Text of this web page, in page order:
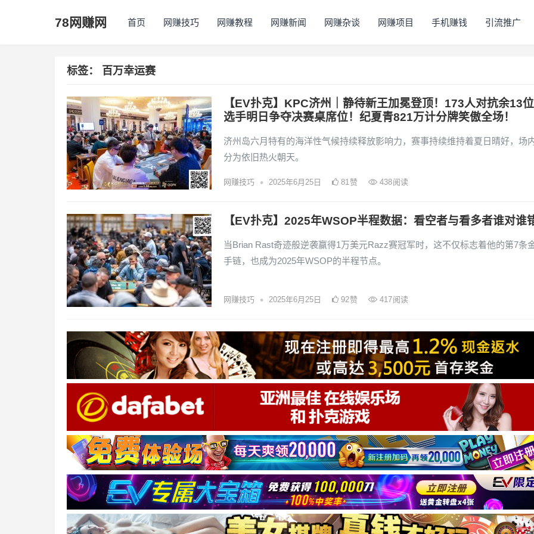
78网赚网 首页 网赚技巧 网赚教程 网赚新闻 网赚杂谈 网赚项目 手机赚钱 引流推广
标签： 百万幸运赛
【EV扑克】KPC济州｜静待新王加冕登顶！173人对抗余13位
选手明日争夺决赛桌席位！纪夏青821万计分牌笑傲全场！
济州岛六月特有的海洋性气候持续释放影响力，赛事持续维持着夏日晴好，场
分为依旧热火朝天。
网赚技巧 • 2025年6月25日 81赞 438阅读
【EV扑克】2025年WSOP半程数据：看空者与看多者谁对谁
当Brian Rast奇迹般逆袭赢得1万美元Razz赛冠军时，这不仅标志着他的第7条
手链，也成为2025年WSOP的半程节点。
网赚技巧 • 2025年6月25日 92赞 417阅读